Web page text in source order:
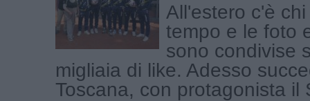
All'estero c'è
tempo e le foto
sono condivise
migliaia di like. Adesso
Toscana, con protagonista il